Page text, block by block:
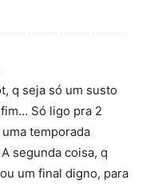
q seja só um susto
Só ligo pra 2
temporada
segunda coisa, q
um final digno, para